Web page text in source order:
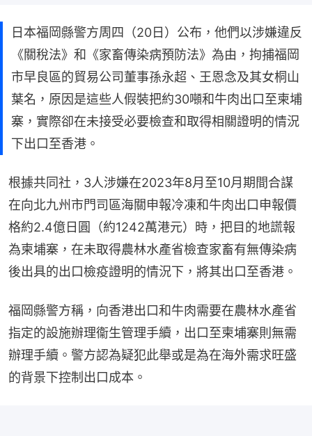
日本福岡縣警方周四（20日）公布，他們以涉嫌違反
《關稅法》和《家畜傳染病預防法》為由，拘捕福岡
市早良區的貿易公司董事孫永超、王恩念及其女桐山
葉名，原因是這些人假裝把約30噸和牛肉出口至柬埔
寨，實際卻在未接受必要檢查和取得相關證明的情況
下出口至香港。
根據共同社，3人涉嫌在2023年8月至10月期間合謀
在向北九州市門司區海關申報冷凍和牛肉出口申報價
格約2.4億日圓（約1242萬港元）時，把目的地謊報
為柬埔寨，在未取得農林水產省檢查家畜有無傳染病
後出具的出口檢疫證明的情況下，將其出口至香港。
福岡縣警方稱，向香港出口和牛肉需要在農林水產省
指定的設施辦理衞生管理手續，出口至柬埔寨則無需
辦理手續。警方認為疑犯此舉或是為在海外需求旺盛
的背景下控制出口成本。